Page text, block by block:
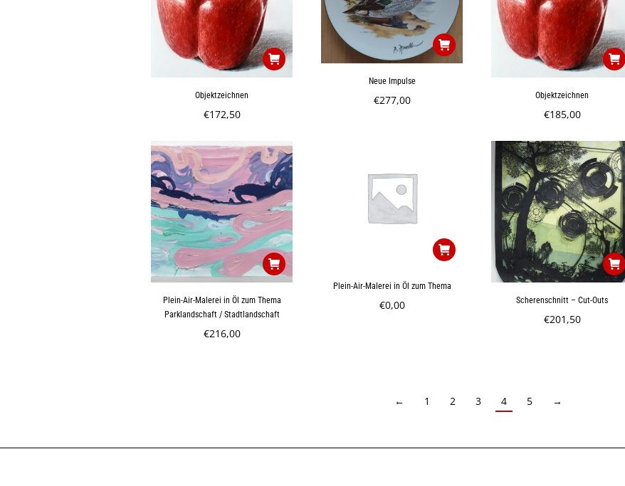
Neue Impulse
€277,00
Objektzeichnen
€172,50
Objektzeichnen
€185,00
Plein-Air-Malerei in Öl zum Thema
€0,00
Plein-Air-Malerei in Öl zum Thema
Parklandschaft / Stadtlandschaft
€216,00
Scherenschnitt – Cut-Outs
€201,50
← 1 2 3 4 5 →